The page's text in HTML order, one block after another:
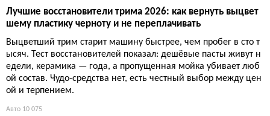
Лучшие восстановители трима 2026: как вернуть выцвет
шему пластику черноту и не переплачивать
Выцветший трим старит машину быстрее, чем пробег в сто т
ысяч. Тест восстановителей показал: дешёвые пасты живут н
едели, керамика — года, а пропущенная мойка убивает люб
ой состав. Чудо-средства нет, есть честный выбор между цен
ой и терпением.
Авто 10 075